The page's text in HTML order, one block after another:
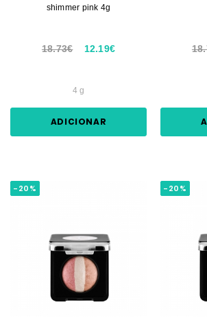
shimmer pink 4g
18.73€ 12.19€
4 g
ADICIONAR
-20% -20%